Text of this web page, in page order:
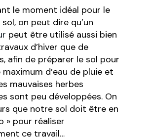
le moment idéal pour le
on peut dire qu’un
peut être utilisé aussi bien
d’hiver que de
afin de préparer le sol pour
d’eau de pluie et
mauvaises herbes
sont peu développées. On
que notre sol doit être en
» pour réaliser
ce travail…